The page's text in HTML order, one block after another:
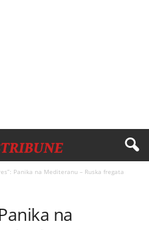
Panika na Mediteranu – Ruska fregata
na